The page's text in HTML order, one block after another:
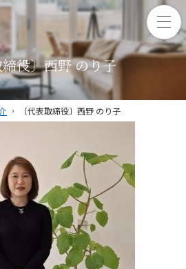
役〕西野 のり子
〔代表取締役〕西野 のり子